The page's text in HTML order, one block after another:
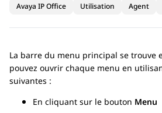
Avaya IP Office Utilisation Agent
La barre du menu principal se trouve
pouvez ouvrir chaque menu en
suivantes :
En cliquant sur le bouton Menu